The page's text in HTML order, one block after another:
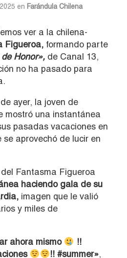
en Farándula Chilena
ver a la chilena-
Figueroa, formando parte
Honor», de Canal 13,
no ha pasado para
ayer, la joven de
mostró una instantánea
pasadas vacaciones en
se aprovechó de lucir en
Fantasma Figueroa
haciendo gala de su
imagen que le valió
y miles de
ahora mismo
!!
!! #summer»,